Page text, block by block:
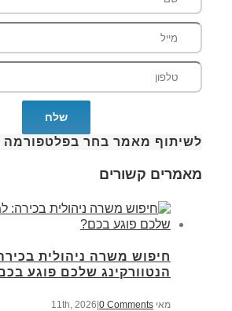
לשיתוף מאמר בחר בפלטפורמה
מאמרים קשורים
חיפוש משרה ניהולית
הנטוורקינג שלכם פוגע
מאי 11th, 2026 |0 Comments